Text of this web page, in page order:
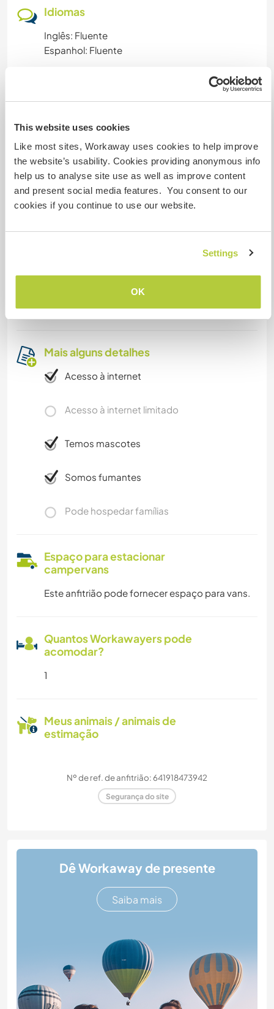
This website uses cookies
Like most sites, Workaway uses cookies to help improve
the website’s usability. Cookies providing anonymous info
help us to analyse site use as well as improve content
and present social media features. You consent to our
cookies if you continue to use our website.
Settings
OK
Idiomas
Inglês: Fluente
Espanhol: Fluente
shared bathroom. Bed clothing included.
Algo mais...
The landscapes are really impressive, with
where the house is placed is known as "The
hanging bridges road" and has been the first
road in Argentina to be fully designed for motor
vehicles, in 1918. The path used for this road was
proposed initially by the recently declared as
saint, San Gabriel Brochero.
Mais alguns detalhes
Acesso à internet
Acesso à internet limitado
Temos mascotes
Somos fumantes
Pode hospedar famílias
Espaço para estacionar
campervans
Este anfitrião pode fornecer espaço para vans.
Quantos Workawayers pode
acomodar?
1
Meus animais / animais de
estimação
Nº de ref. de anfitrião: 641918473942
Segurança do site
Dê Workaway de presente
Saiba mais